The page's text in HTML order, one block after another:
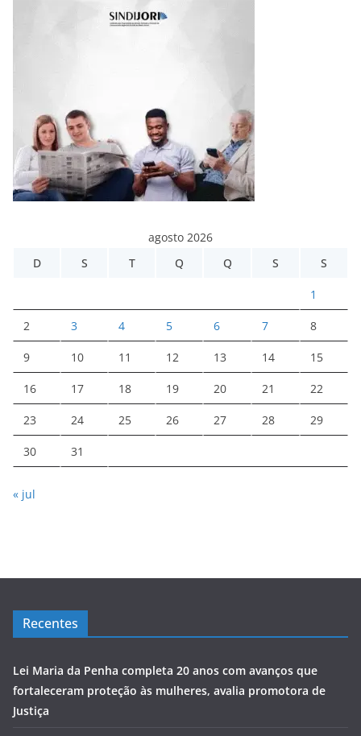
agosto 2026
D
S T Q Q S S
1
2 3 4 5 6 7 8
9 10 11 12 13 14 15
16 17 18 19 20 21 22
23 24 25 26 27 28 29
30 31
« jul
Recentes
Lei Maria da Penha completa 20 anos com avanços que
fortaleceram proteção às mulheres, avalia promotora de
Justiça